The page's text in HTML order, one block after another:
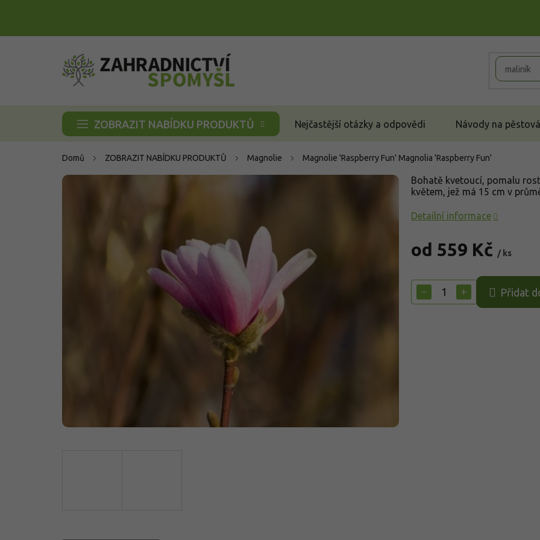
ZOBRAZIT NABÍDKU PRODUKTŮ Nejčastější otázky a odpovědi Návody na
Domů ZOBRAZIT NABÍDKU PRODUKTŮ Magnolie Magnolie 'Raspberry Fun' Magnolia 'Raspberry Fun'
od 559 Kč / ks
cena:
+
− Přidat
Bohatě kvetoucí, pomalu
květem, jež má 15 cm v
Detailní informace